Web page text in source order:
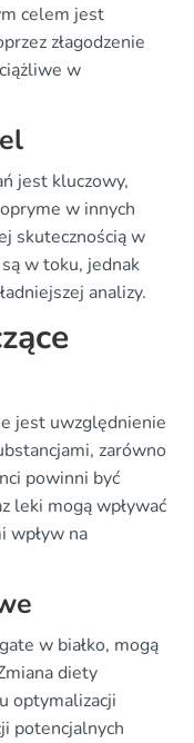
celem jest
złagodzenie
w
jest kluczowy,
w innych
skutecznością w
w toku, jednak
analizy.
jest uwzględnienie
zarówno
powinni być
leki mogą wpływać
wpływ na
w białko, mogą
diety
optymalizacji
potencjalnych